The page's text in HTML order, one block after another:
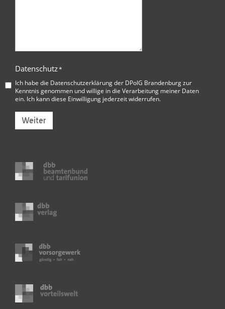
Datenschutz*
Ich habe die Datenschutzerklärung der DPolG Brandenburgzur
Kenntnis genommen und willige in die Verarbeitung meiner Daten
ein. Ich kann diese Einwilligung jederzeit widerrufen.
Weiter